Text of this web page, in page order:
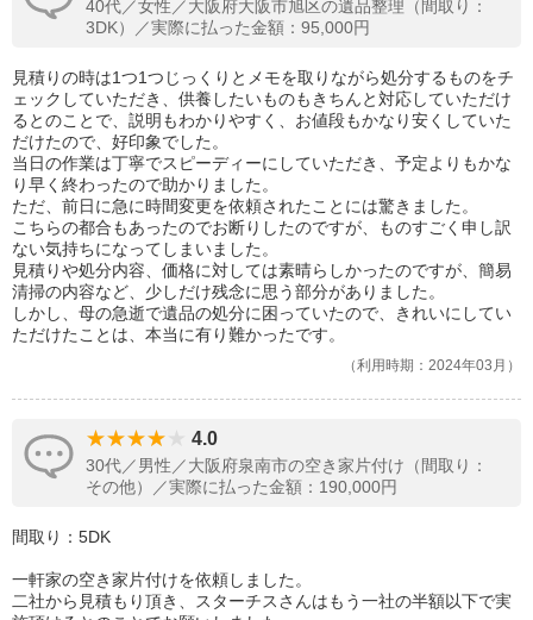
40代／女性／大阪府大阪市旭区の遺品整理（間取り：
3DK）／実際に払った金額：95,000円
見積りの時は1つ1つじっくりとメモを取りながら処分するものをチ
ェックしていただき、供養したいものもきちんと対応していただけ
るとのことで、説明もわかりやすく、お値段もかなり安くしていた
だけたので、好印象でした。
当日の作業は丁寧でスピーディーにしていただき、予定よりもかな
り早く終わったので助かりました。
ただ、前日に急に時間変更を依頼されたことには驚きました。
こちらの都合もあったのでお断りしたのですが、ものすごく申し訳
ない気持ちになってしまいました。
見積りや処分内容、価格に対しては素晴らしかったのですが、簡易
清掃の内容など、少しだけ残念に思う部分がありました。
しかし、母の急逝で遺品の処分に困っていたので、きれいにしてい
ただけたことは、本当に有り難かったです。
利用時期：2024年03月
4.0
30代／男性／大阪府泉南市の空き家片付け（間取り：
その他）／実際に払った金額：190,000円
間取り：5DK
一軒家の空き家片付けを依頼しました。
二社から見積もり頂き、スターチスさんはもう一社の半額以下で実